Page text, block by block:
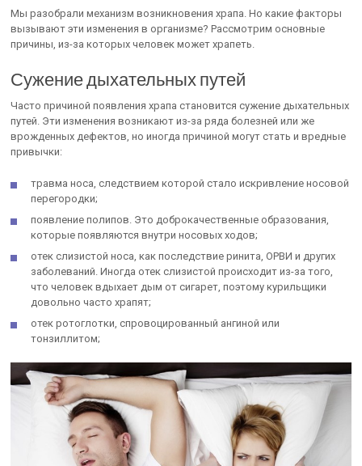
Мы разобрали механизм возникновения храпа. Но какие факторы
вызывают эти изменения в организме? Рассмотрим основные
причины, из-за которых человек может храпеть.
Сужение дыхательных путей
Часто причиной появления храпа становится сужение дыхательных
путей. Эти изменения возникают из-за ряда болезней или же
врожденных дефектов, но иногда причиной могут стать и вредные
привычки:
травма носа, следствием которой стало искривление носовой
перегородки;
появление полипов. Это доброкачественные образования,
которые появляются внутри носовых ходов;
отек слизистой носа, как последствие ринита, ОРВИ и других
заболеваний. Иногда отек слизистой происходит из-за того,
что человек вдыхает дым от сигарет, поэтому курильщики
довольно часто храпят;
отек ротоглотки, спровоцированный ангиной или
тонзиллитом;